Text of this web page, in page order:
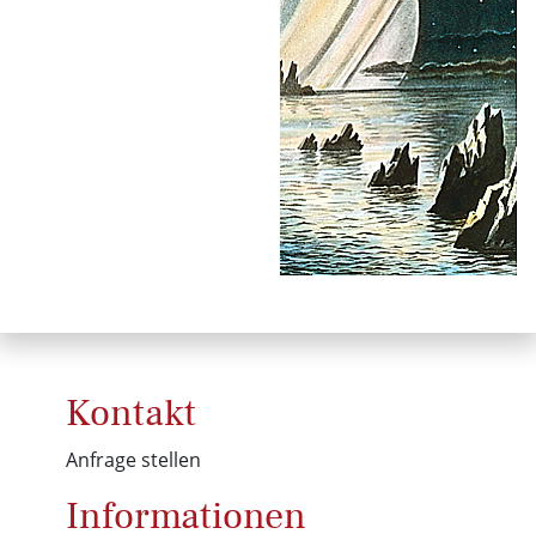
Kontakt
Anfrage stellen
Informationen